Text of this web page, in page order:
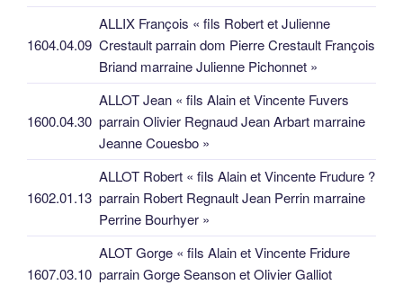
1604.04.09
ALLIX François « fils Robert et Julienne
Crestault parrain dom Pierre Crestault François
Briand marraine Julienne Pichonnet »
1600.04.30
ALLOT Jean « fils Alain et Vincente Fuvers
parrain Olivier Regnaud Jean Arbart marraine
Jeanne Couesbo »
1602.01.13
ALLOT Robert « fils Alain et Vincente Frudure ?
parrain Robert Regnault Jean Perrin marraine
Perrine Bourhyer »
1607.03.10
ALOT Gorge « fils Alain et Vincente Fridure
parrain Gorge Seanson et Olivier Galliot